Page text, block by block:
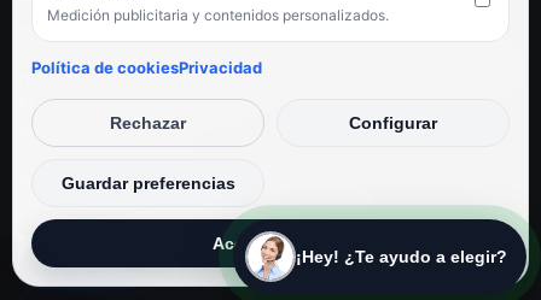
★★★★★
Hemos comprado en varias ocasiones y siempre dan respuesta.
Espectacular, servicio de 10.»
Iván Rodríguez Ramos
© Electrodirecto 2026
Desarrollo y mantenimiento por SitiosWebPRO
¡Hey! ¿Te ayudo a elegir?
Medición publicitaria y contenidos personalizados.
Política de cookiesPrivacidad
Rechazar Configurar
Guardar preferencias
Aceptar todas
Privacidad